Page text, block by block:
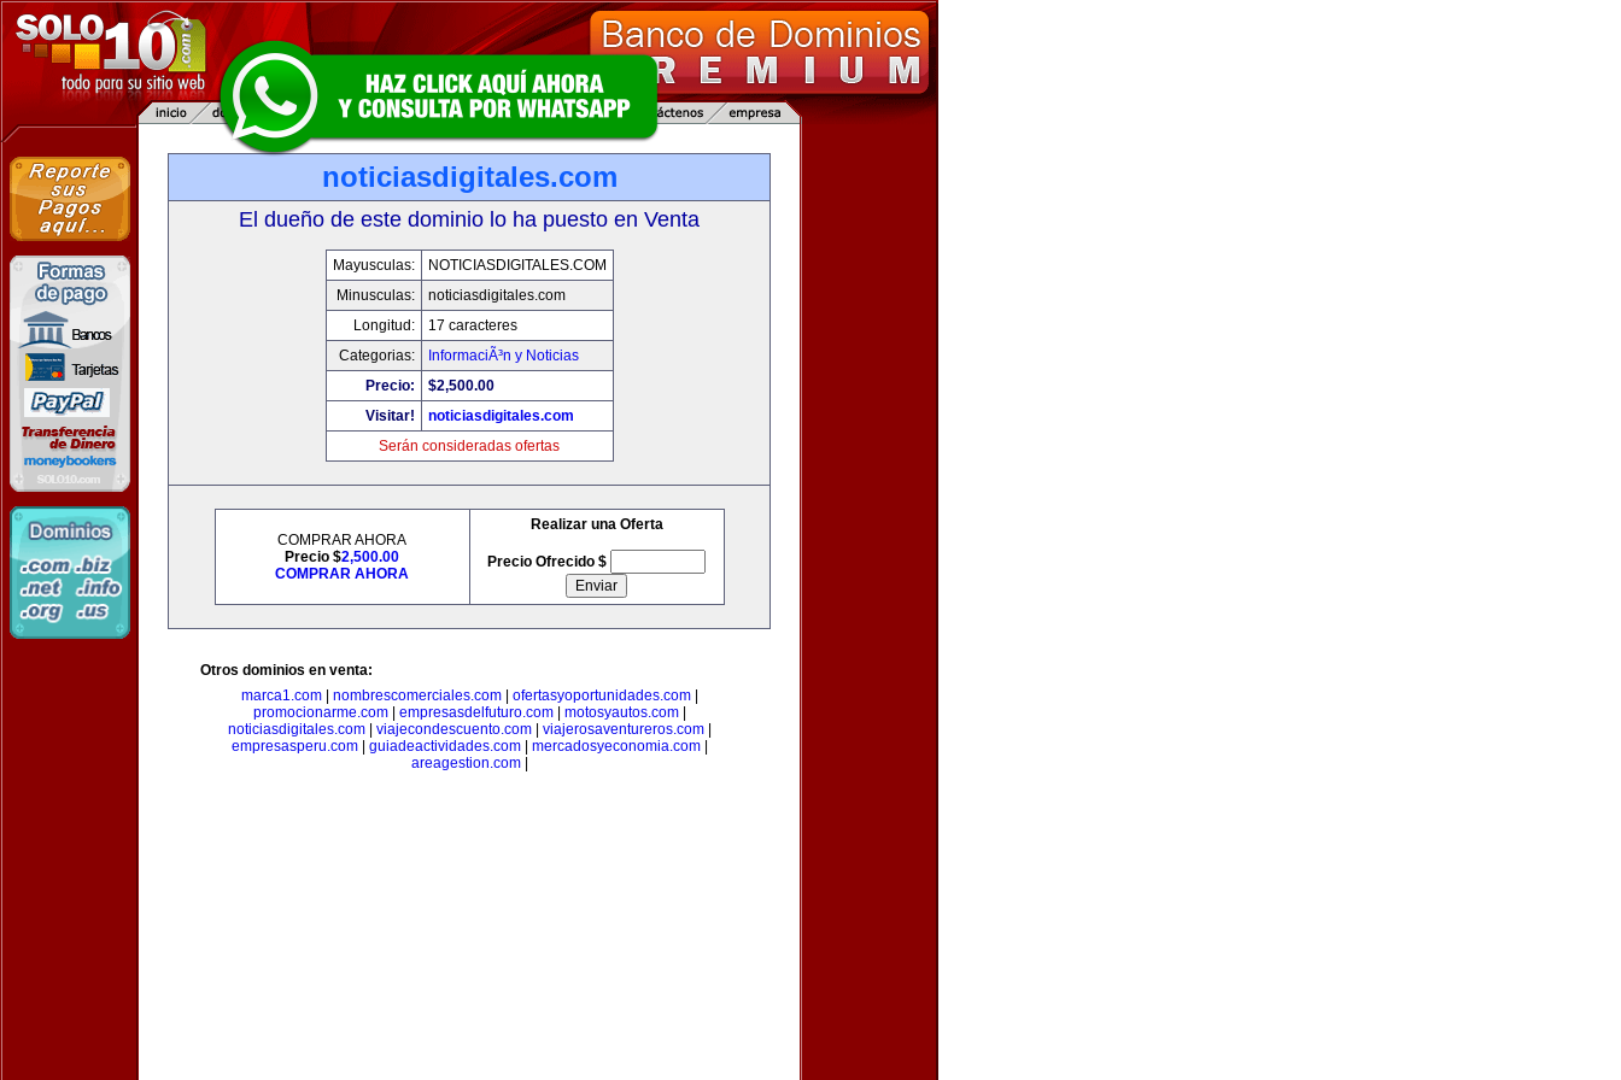
noticiasdigitales.com
El dueño de este dominio lo ha puesto en Venta
Mayusculas:
NOTICIASDIGITALES.COM
Minusculas:
noticiasdigitales.com
Longitud:
17 caracteres
Categorias:
InformaciÃ³n y Noticias
Precio:
$2,500.00
Visitar!
noticiasdigitales.com
Serán consideradas ofertas
COMPRAR AHORA
Precio $2,500.00
COMPRAR AHORA
Realizar una Oferta
Precio Ofrecido $
Otros dominios en venta:
marca1.com| nombrescomerciales.com| ofertasyoportunidades.com|
promocionarme.com| empresasdelfuturo.com| motosyautos.com|
noticiasdigitales.com| viajecondescuento.com| viajerosaventureros.com|
empresasperu.com| guiadeactividades.com| mercadosyeconomia.com|
areagestion.com|